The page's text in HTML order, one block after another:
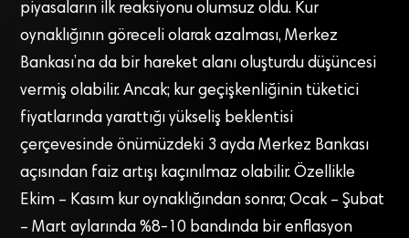
piyasaların ilk reaksiyonu olumsuz oldu. Kur
oynaklığının göreceli olarak azalması, Merkez
Bankası’na da bir hareket alanı oluşturdu düşüncesi
vermiş olabilir. Ancak; kur geçişkenliğinin tüketici
fiyatlarında yarattığı yükseliş beklentisi
çerçevesinde önümüzdeki 3 ayda Merkez Bankası
açısından faiz artışı kaçınılmaz olabilir. Özellikle
Ekim – Kasım kur oynaklığından sonra; Ocak – Şubat
– Mart aylarında %8-10 bandında bir enflasyon